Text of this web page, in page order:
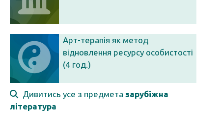
Арт-терапія як метод
відновлення ресурсу особистості
(4 год.)
Дивитись усе з предмета зарубіжна
література